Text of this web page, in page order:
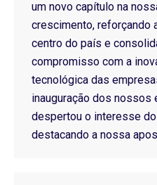
um novo capítulo na
crescimento, reforçando
centro do país e
compromisso com a
tecnológica das
inauguração dos
despertou o interesse
destacando a nossa